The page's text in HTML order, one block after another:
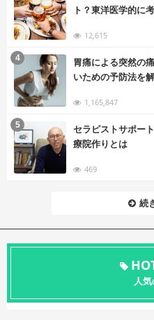
ト？東洋医学的に
12,615
胃痛による突然の
いための予防法を
1,165,847
4
セラピストサポー
療院作りとは
469
5
続
人